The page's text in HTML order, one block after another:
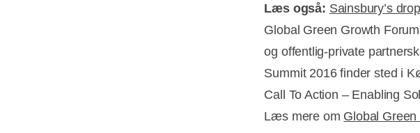
Læs også: Sainsbury’s
Global Green Growth
og offentlig-private
Summit 2016 finder sted i
Call To Action – Enabling
Læs mere om Global